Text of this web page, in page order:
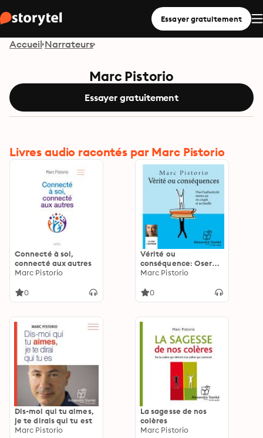
Essayer gratuitement
Accueil Narrateurs
Marc Pistorio
Essayer gratuitement
Livres audio racontés par Marc Pistorio
Connecté à soi,
connecté aux autres
Marc Pistorio
0
Vérité ou
conséquence: Oser
l'authenticité envers
famille
Marc Pistorio
0
Dis-moi qui tu aimes,
je te dirais qui tu est
Marc Pistorio
La sagesse de nos
colères
Marc Pistorio